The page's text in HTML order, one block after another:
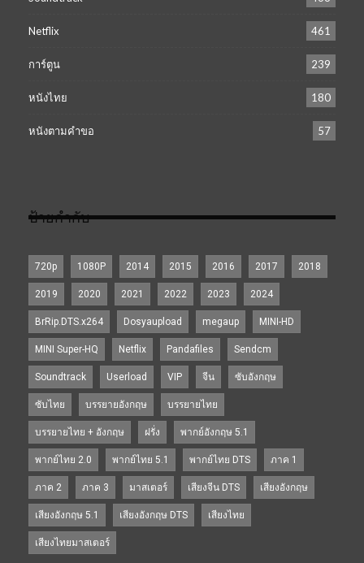
Netflix 461
การ์ตูน 239
หนังไทย 180
หนังตามคำขอ 57
ป้ายกำกับ
720p 1080P 2014 2015 2016 2017 2018
2019 2020 2021 2022 2023 2024
BrRip.DTS.x264 Dosyaupload megaup MINI-HD
MINI Super-HQ Netflix Pandafiles Sendcm
Soundtrack Userload VIP จีน ซับอังกฤษ
ซับไทย บรรยายอังกฤษ บรรยายไทย
บรรยายไทย + อังกฤษ ฝรั่ง พากย์อังกฤษ 5.1
พากย์ไทย 2.0 พากย์ไทย 5.1 พากย์ไทย DTS ภาค 1
ภาค 2 ภาค 3 มาสเตอร์ เสียงจีน DTS เสียงอังกฤษ
เสียงอังกฤษ 5.1 เสียงอังกฤษ DTS เสียงไทย
เสียงไทยมาสเตอร์